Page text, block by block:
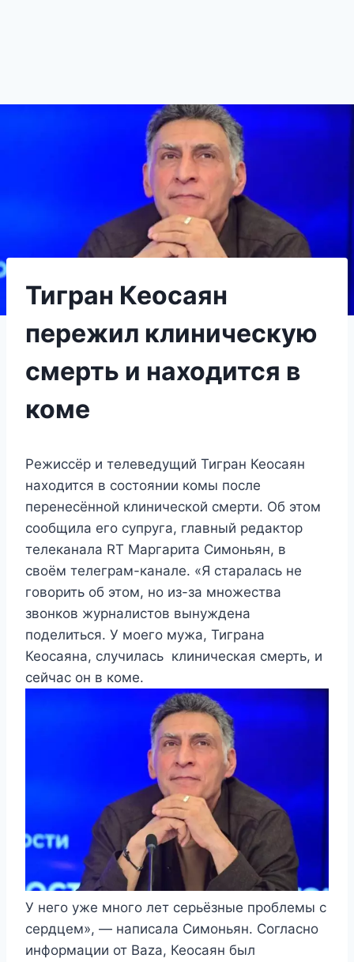
Тигран Кеосаян
пережил клиническую
смерть и находится в
коме
Режиссёр и телеведущий Тигран Кеосаян
находится в состоянии комы после
перенесённой клинической смерти. Об этом
сообщила его супруга, главный редактор
телеканала RT Маргарита Симоньян, в
своём телеграм-канале. «Я старалась не
говорить об этом, но из-за множества
звонков журналистов вынуждена
поделиться. У моего мужа, Тиграна
Кеосаяна, случилась клиническая смерть, и
сейчас он в коме.
У него уже много лет серьёзные проблемы с
сердцем», — написала Симоньян. Согласно
информации от Baza, Кеосаян был